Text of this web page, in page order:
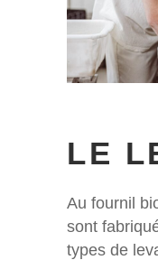
LE
Au fournil
sont
types de